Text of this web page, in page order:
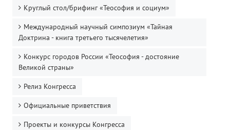
Круглый стол/брифинг «Теософия и социум»
Международный научный симпозиум «Тайная
Доктрина - книга третьего тысячелетия»
Конкурс городов России «Теософия - достояние
Великой страны»
Релиз Конгресса
Официальные приветствия
Проекты и конкурсы Конгресса